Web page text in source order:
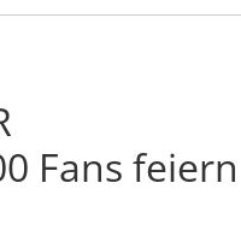
Fans